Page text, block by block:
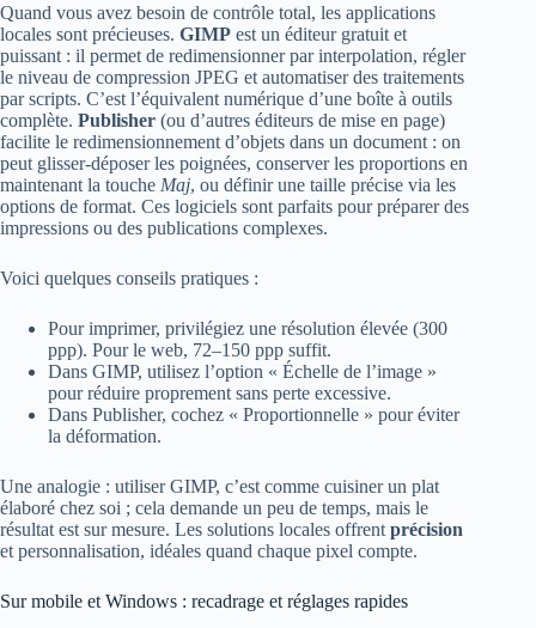
Quand vous avez besoin de contrôle total, les applications
locales sont précieuses. GIMP est un éditeur gratuit et
puissant : il permet de redimensionner par interpolation, régler
le niveau de compression JPEG et automatiser des traitements
par scripts. C’est l’équivalent numérique d’une boîte à outils
complète. Publisher (ou d’autres éditeurs de mise en page)
facilite le redimensionnement d’objets dans un document : on
peut glisser‑déposer les poignées, conserver les proportions en
maintenant la touche Maj, ou définir une taille précise via les
options de format. Ces logiciels sont parfaits pour préparer des
impressions ou des publications complexes.
Voici quelques conseils pratiques :
Pour imprimer, privilégiez une résolution élevée (300
ppp). Pour le web, 72–150 ppp suffit.
Dans GIMP, utilisez l’option « Échelle de l’image »
pour réduire proprement sans perte excessive.
Dans Publisher, cochez « Proportionnelle » pour éviter
la déformation.
Une analogie : utiliser GIMP, c’est comme cuisiner un plat
élaboré chez soi ; cela demande un peu de temps, mais le
résultat est sur mesure. Les solutions locales offrent précision
et personnalisation, idéales quand chaque pixel compte.
Sur mobile et Windows : recadrage et réglages rapides